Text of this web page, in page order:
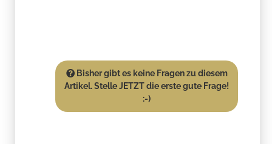
Bisher gibt es keine Fragen zu diesem
Artikel. Stelle JETZT die erste gute Frage!
:-)